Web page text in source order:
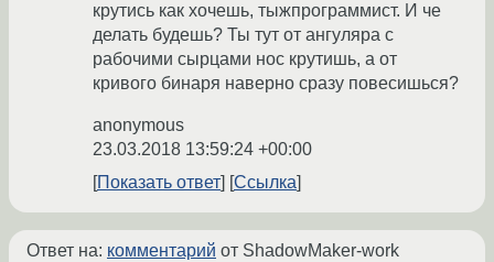
крутись как хочешь, тыжпрограммист. И че
делать будешь? Ты тут от ангуляра с
рабочими сырцами нос крутишь, а от
кривого бинаря наверно сразу повесишься?
anonymous
23.03.2018 13:59:24 +00:00
Показать ответ
Ссылка
Ответ на: комментарий от ShadowMaker-work